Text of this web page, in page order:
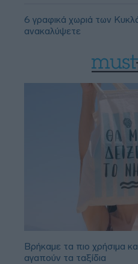
6 γραφικά χωριά των
ανακαλύψετε
Βρήκαμε τα πιο χρήσιμα
αγαπούν τα ταξίδια